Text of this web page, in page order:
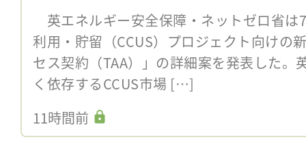
英エネルギー安全保障・ネットゼロ省は
利用・貯留（CCUS）プロジェクト向けの
セス契約（TAA）」の詳細案を発表した。
く依存するCCUS市場 […]
11時間前